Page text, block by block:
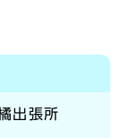
出張所